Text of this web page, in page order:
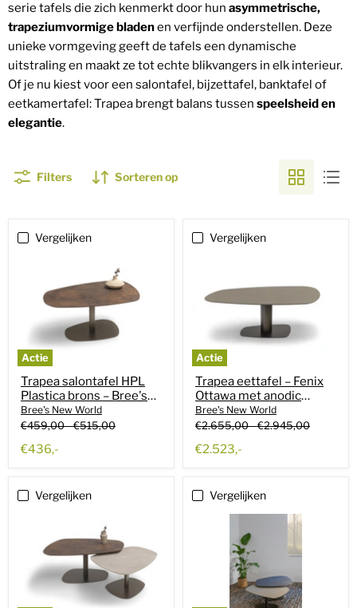
serie tafels die zich kenmerkt door hun asymmetrische,
trapeziumvormige bladenen verfijnde onderstellen. Deze
unieke vormgeving geeft de tafels een dynamische
uitstraling en maakt ze tot echte blikvangers in elk interieur.
Of je nu kiest voor een salontafel, bijzettafel, banktafel of
eetkamertafel: Trapea brengt balans tussen speelsheid en
elegantie.
Filters Sorteren op
Vergelijken
Actie
Trapea salontafel HPL
Plastica brons – Bree's
New World
Bree's New World
Oorspronkelijke
€459,00-Oorspronkelijke
€515,00
€436,-
Vergelijken
Actie
Trapea eettafel – Fenix
Ottawa met anodic
brown onderstel – Bree's
New World
Bree's New World
Oorspronkelijke
€2.655,00-Oorspronkelijke
€2.945,00
€2.523,-
Vergelijken Vergelijken